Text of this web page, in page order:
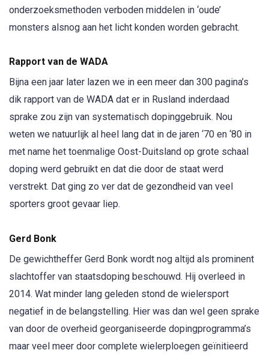
onderzoeksmethoden verboden middelen in ‘oude’
monsters alsnog aan het licht konden worden gebracht.
Rapport van de WADA
Bijna een jaar later lazen we in een meer dan 300 pagina’s
dik rapport van de WADA dat er in Rusland inderdaad
sprake zou zijn van systematisch dopinggebruik. Nou
weten we natuurlijk al heel lang dat in de jaren ‘70 en ‘80 in
met name het toenmalige Oost-Duitsland op grote schaal
doping werd gebruikt en dat die door de staat werd
verstrekt. Dat ging zo ver dat de gezondheid van veel
sporters groot gevaar liep.
Gerd Bonk
De gewichtheffer Gerd Bonk wordt nog altijd als prominent
slachtoffer van staatsdoping beschouwd. Hij overleed in
2014. Wat minder lang geleden stond de wielersport
negatief in de belangstelling. Hier was dan wel geen sprake
van door de overheid georganiseerde dopingprogramma’s
maar veel meer door complete wielerploegen geïnitieerd